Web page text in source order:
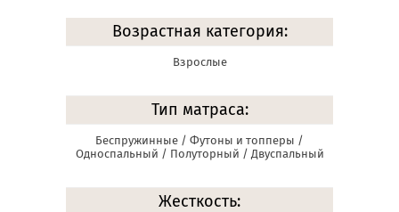
Возрастная категория:
Взрослые
Тип матраса:
Беспружинные / Футоны и топперы /
Односпальный / Полуторный / Двуспальный
Жесткость: